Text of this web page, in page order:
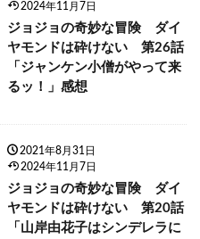
2024年11月7日
ジョジョの奇妙な冒険 ダイ
ヤモンドは砕けない 第26話
「ジャンケン小僧がやって来
るッ！」感想
2021年8月31日
2024年11月7日
ジョジョの奇妙な冒険 ダイ
ヤモンドは砕けない 第20話
「山岸由花子はシンデレラに